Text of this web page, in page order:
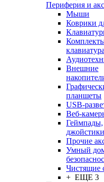
Периферия и
Мыши
Коврики
Внешние
планшеты
USB-
Веб-
Геймпады,
Прочие
Умный
Чистящие
+ ЕЩЕ 3